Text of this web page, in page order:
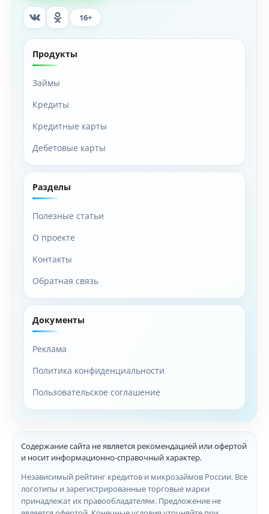
16+
Продукты
Займы
Кредиты
Кредитные карты
Дебетовые карты
Разделы
Полезные статьи
О проекте
Контакты
Обратная связь
Документы
Реклама
Политика конфиденциальности
Пользовательское соглашение
Содержание сайта не является рекомендацией или офертой
и носит информационно-справочный характер.
Независимый рейтинг кредитов и микрозаймов России. Все
логотипы и зарегистрированные торговые марки
принадлежат их правообладателям. Предложение не